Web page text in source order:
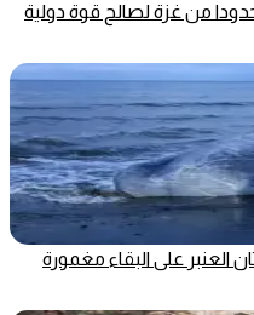
من غزة لصالح قوة دولية
العنبر على البقاء مغمورة